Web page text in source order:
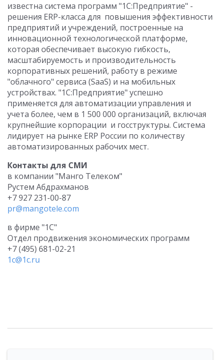
известна система программ "1С:Предприятие" -
решения ERP-класса для повышения эффективности
предприятий и учреждений, построенные на
инновационной технологической платформе,
которая обеспечивает высокую гибкость,
масштабируемость и производительность
корпоративных решений, работу в режиме
"облачного" сервиса (SaaS) и на мобильных
устройствах. "1С:Предприятие" успешно
применяется для автоматизации управления и
учета более, чем в 1 500 000 организаций, включая
крупнейшие корпорации и госструктуры. Система
лидирует на рынке ERP России по количеству
автоматизированных рабочих мест.
Контакты для СМИ
в компании "Манго Телеком"
Рустем Абдрахманов
+7 927 231-00-87
pr@mangotele.com
в фирме "1С"
Отдел продвижения экономических программ
+7 (495) 681-02-21
1c@1c.ru